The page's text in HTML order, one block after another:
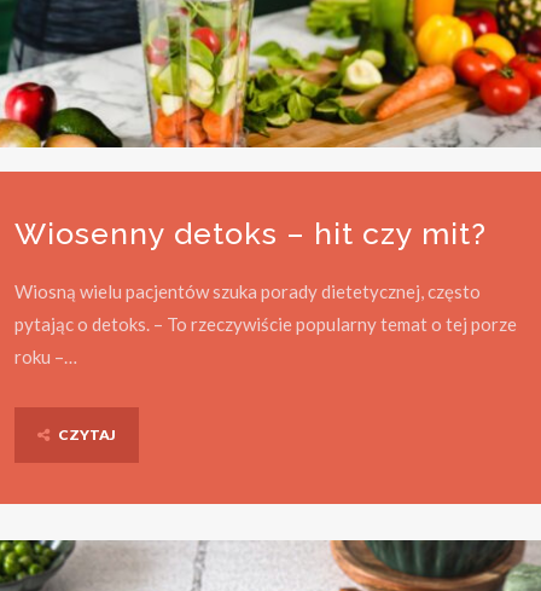
Wiosenny detoks – hit czy mit?
Wiosną wielu pacjentów szuka porady dietetycznej, często
pytając o detoks. – To rzeczywiście popularny temat o tej porze
roku –…
CZYTAJ